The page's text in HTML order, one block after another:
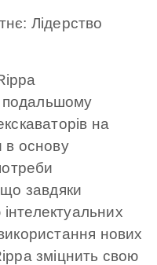
Лідерство
подальшому
на
в основу
що завдяки
нових
зміцнить свою